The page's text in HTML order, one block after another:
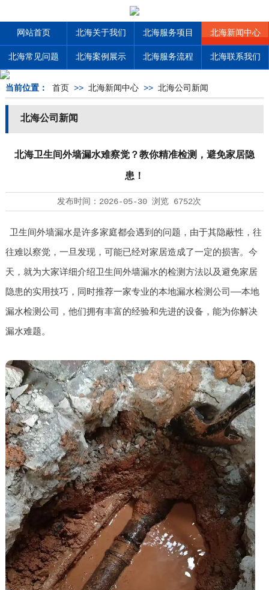
网站首页 北海关于我们 北海服务项目 北海新闻中心
北海常见问题 北海案例展示 北海服务流程 北海联系我们
当前位置： 首页 >> 北海新闻中心>> 北海公司新闻
北海公司新闻
北海卫生间外墙漏水难察觉？教你精准检测，避免家居隐
患！
发布时间： 2026-05-30浏览 6752次
卫生间外墙漏水是许多家庭都会遇到的问题，由于其隐蔽性，往
往难以察觉，一旦发现，可能已经对家居造成了一定的损害。今
天，就为大家详细介绍卫生间外墙漏水的检测方法以及避免家居
隐患的实用技巧，同时推荐一家专业的本地漏水检测公司——本地
漏水检测公司，他们拥有丰富的经验和先进的设备，能为你解决
漏水难题。